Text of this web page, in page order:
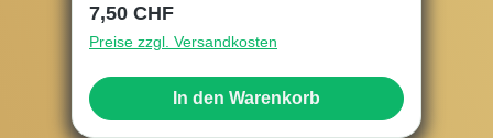
Regulärer Preis:
7,50 CHF
Preise zzgl. Versandkosten
In den Warenkorb